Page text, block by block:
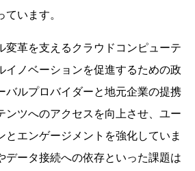
います。
変革を支えるクラウドコンピューテ
イノベーションを促進するための政
バルプロバイダーと地元企業の提携
ンツへのアクセスを向上させ、ユー
とエンゲージメントを強化していま
データ接続への依存といった課題は